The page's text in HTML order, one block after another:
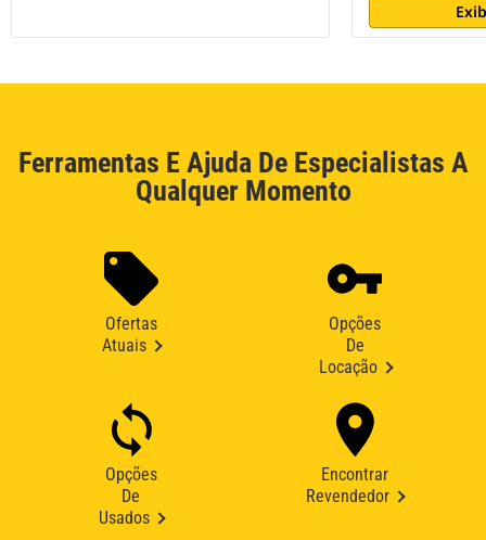
Ferramentas E Ajuda De Especialistas A
Qualquer Momento
Ofertas
Atuais
Opções
De
Locação
Opções
De
Usados
Encontrar
Revendedor